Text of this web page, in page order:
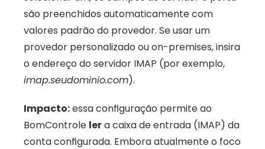
são preenchidos automaticamente com
valores padrão do provedor. Se usar um
provedor personalizado ou on-premises, insira
imap.seudominio.com).
Impacto: essa configuração permite ao
BomControle ler a caixa de entrada (IMAP) da
conta configurada. Embora atualmente o foco